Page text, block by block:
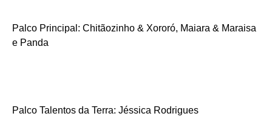
Palco Principal: Chitãozinho & Xororó, Maiara & Maraisa
e Panda
Palco Talentos da Terra: Jéssica Rodrigues